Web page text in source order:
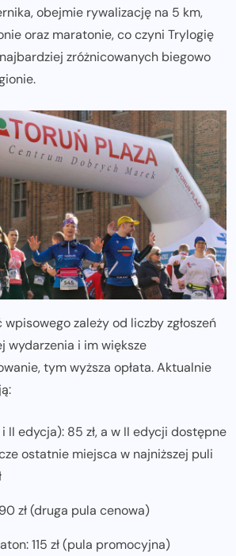
obejmie rywalizację na 5 km,
oraz maratonie, co czyni Trylogię
zróżnicowanych biegowo
wpisowego zależy od liczby zgłoszeń
wydarzenia i im większe
tym wyższa opłata. Aktualnie
II edycja): 85 zł, a w II edycji dostępne
ostatnie miejsca w najniższej puli
zł (druga pula cenowa)
115 zł (pula promocyjna)